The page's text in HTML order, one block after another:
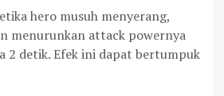
hero musuh menyerang,
menurunkan attack powernya
2 detik. Efek ini dapat bertumpuk